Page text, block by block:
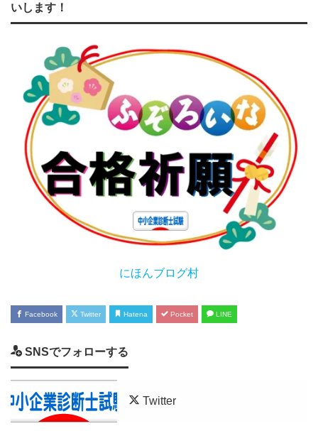
いします！
にほんブログ村
Facebook Twitter Hatena Pocket LINE
SNSでフォローする
Twitter